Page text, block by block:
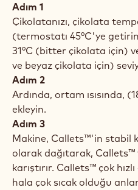
Adım 1
Çikolatanızı, çikolata
(termostatı 45°C'ye
31°C (bitter çikolata için)
ve beyaz çikolata için)
Adım 2
Ardında, ortam ısısında,
ekleyin.
Adım 3
Makine, Callets™'in stabil
olarak dağıtarak, Callets™
karıştırır. Callets™ çok
hala çok sıcak olduğu